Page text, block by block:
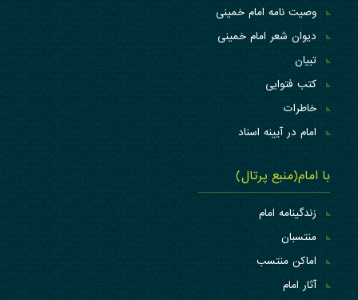
وصیت نامه امام خمینی
دیوان شعر امام خمینی
تبیان
کتب فتوایی
خاطرات
امام در آیینه اسناد
با امام(منبع پرتال)
زندگینامه امام
منتسبان
اماکن منتسب
آثار امام